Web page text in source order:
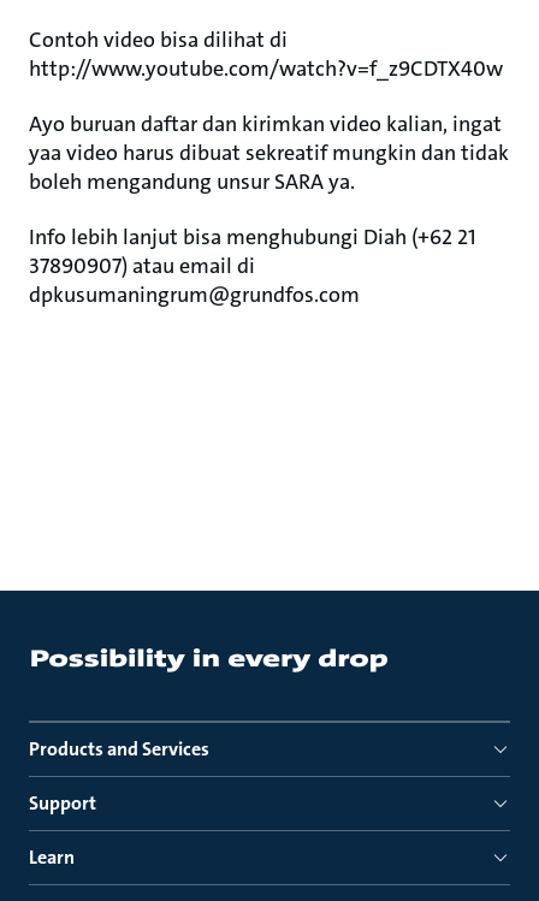
Contoh video bisa dilihat di
http://www.youtube.com/watch?v=f_z9CDTX40w
Ayo buruan daftar dan kirimkan video kalian, ingat
yaa video harus dibuat sekreatif mungkin dan tidak
boleh mengandung unsur SARA ya.
Info lebih lanjut bisa menghubungi Diah (+62 21
37890907) atau email di
dpkusumaningrum@grundfos.com
Products and Services
Support
Learn